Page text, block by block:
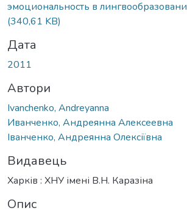
эмоциональность в
(340,61 KB)
Дата
2011
Автори
Ivanchenko, Andreyanna
Иванченко, Андреянна Алексеевна
Іванченко, Андреянна Олексіївна
Видавець
Харків : ХНУ імені В.Н. Каразіна
Опис